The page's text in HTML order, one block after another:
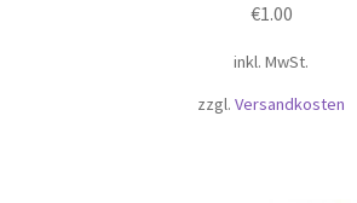
€1.00
inkl. MwSt.
zzgl. Versandkosten